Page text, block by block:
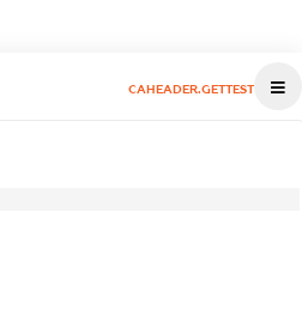
CAHEADER.GETTEST